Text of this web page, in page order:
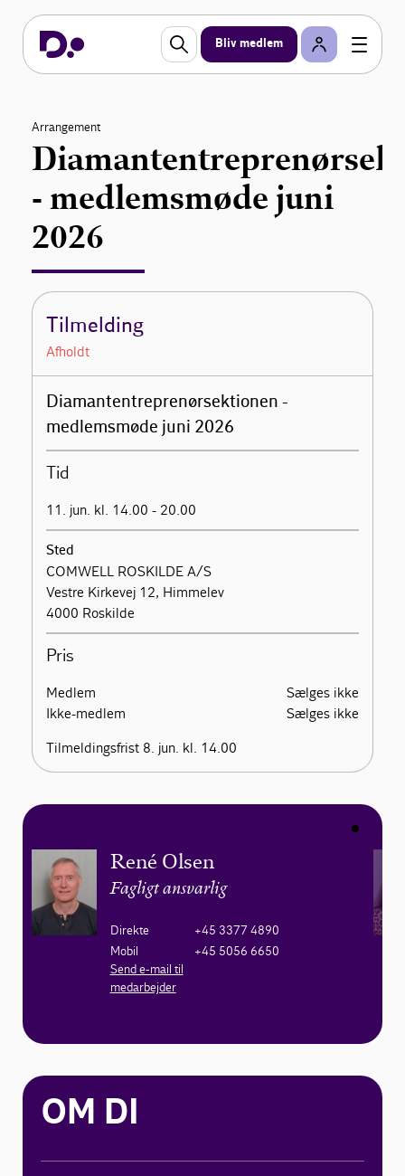
Bliv medlem
Arrangement
- medlemsmøde juni
2026
Tilmelding
Afholdt
Diamantentreprenørsektionen -
medlemsmøde juni 2026
Tid
11. jun. kl. 14.00 - 20.00
Sted
COMWELL ROSKILDE A/S
Vestre Kirkevej 12, Himmelev
4000 Roskilde
Pris
Medlem
Sælges ikke
Ikke-medlem
Sælges ikke
Tilmeldingsfrist 8. jun. kl. 14.00
René Olsen
Fagligt ansvarlig
Direkte
+45 3377 4890
Mobil
+45 5056 6650
Send e-mail til
medarbejder
OM DI